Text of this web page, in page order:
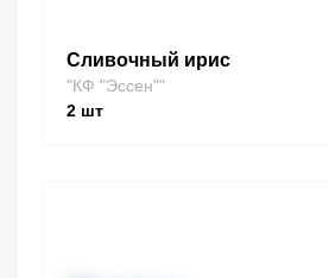
Сливочный ирис
"КФ "Эссен""
2 шт